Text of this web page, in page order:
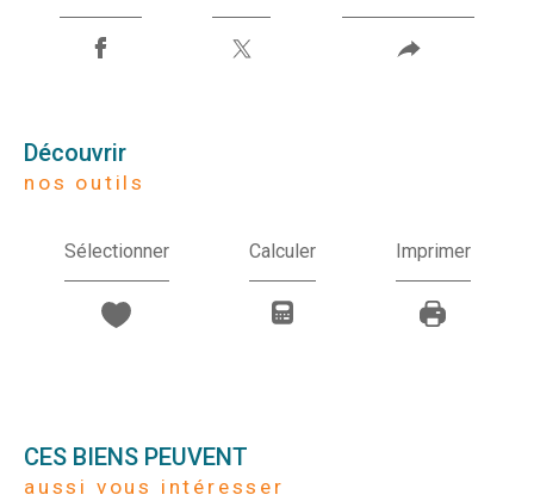
découvrir
nos outils
Sélectionner Calculer Imprimer
CES BIENS PEUVENT
aussi vous intéresser